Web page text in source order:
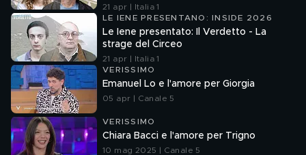
21 apr | Italia 1
LE IENE PRESENTANO: INSIDE 2026
Le Iene presentato: Il Verdetto - La
strage del Circeo
21 apr | Italia 1
VERISSIMO
Emanuel Lo e l'amore per Giorgia
05 apr | Canale 5
VERISSIMO
Chiara Bacci e l'amore per Trigno
10 mag 2025 | Canale 5